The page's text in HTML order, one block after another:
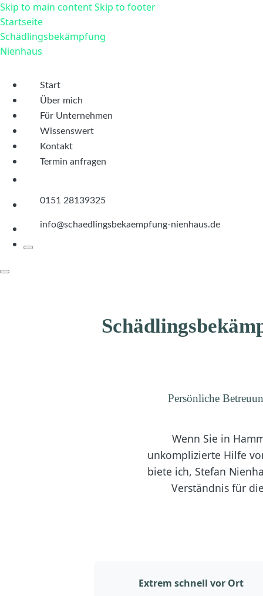
Skip to main contentSkip to footer
Startseite
Schädlingsbekämpfung
Nienhaus
Start
Über mich
Für Unternehmen
Wissenswert
Kontakt
Termin anfragen
0151 28139325
info@schaedlingsbekaempfung-nienhaus.de
Persönliche
Wenn Sie in
unkomplizierte Hilfe
biete ich, Stefan
Verständnis für
Extrem schnell vor Ort